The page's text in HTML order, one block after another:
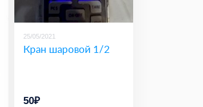
25/05/2021
Кран шаровой 1/2
50₽